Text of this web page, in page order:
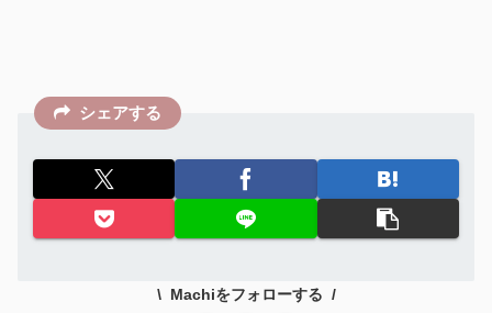
シェアする
Machiをフォローする